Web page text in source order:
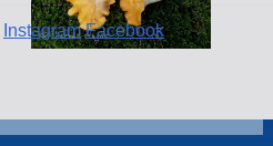
Instagram Facebook